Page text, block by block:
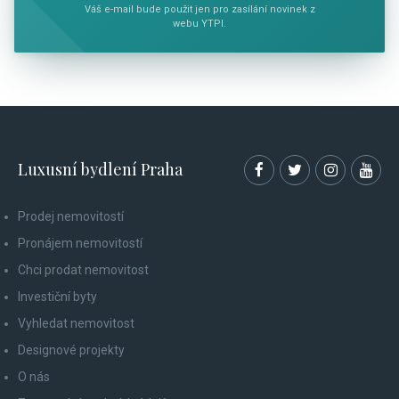
Váš e-mail bude použit jen pro zasílání novinek z
webu YTPI.
Luxusní bydlení Praha
Prodej nemovitostí
Pronájem nemovitostí
Chci prodat nemovitost
Investiční byty
Vyhledat nemovitost
Designové projekty
O nás